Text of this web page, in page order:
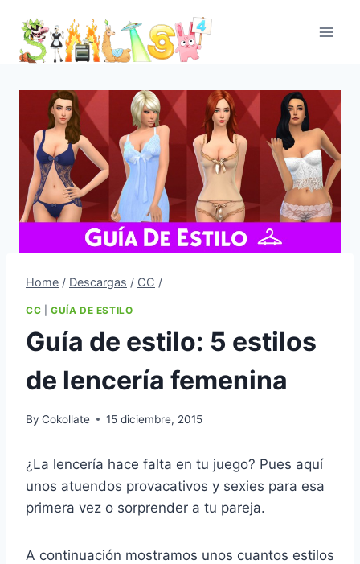
content
Home / Descargas / CC /
CC GUÍA DE ESTILO
Guía de estilo: 5 estilos
de lencería femenina
By Cokollate 15 diciembre, 2015
¿La lencería hace falta en tu juego? Pues aquí
unos atuendos provacativos y sexies para esa
primera vez o sorprender a tu pareja.
A continuación mostramos unos cuantos estilos